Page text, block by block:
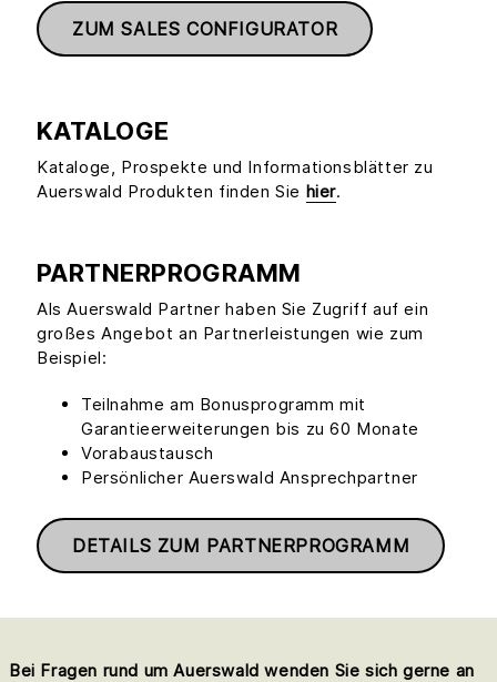
ZUM SALES CONFIGURATOR
KATALOGE
Kataloge, Prospekte und Informationsblätter zu
Auerswald Produkten finden Sie hier.
PARTNERPROGRAMM
Als Auerswald Partner haben Sie Zugriff auf ein
großes Angebot an Partnerleistungen wie zum
Beispiel:
Teilnahme am Bonusprogramm mit
Garantieerweiterungen bis zu 60 Monate
Vorabaustausch
Persönlicher Auerswald Ansprechpartner
DETAILS ZUM PARTNERPROGRAMM
Bei Fragen rund um Auerswald wenden Sie sich gerne an